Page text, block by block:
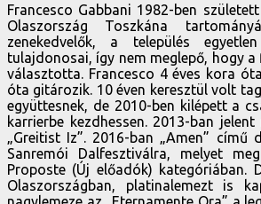
Francesco Gabbani 1982-ben
Olaszország Toszkána
zenekedvelők, a település
tulajdonosai, így nem meglepő, hogy
választotta. Francesco 4 éves kora
óta gitározik. 10 éven keresztül volt
együttesnek, de 2010-ben kilépett a
karrierbe kezdhessen. 2013-ban
„Greitist Iz”. 2016-ban „Amen” című
Sanremói Dalfesztiválra, melyet
Proposte (Új előadók) kategóriában.
Olaszországban, platinalemezt is